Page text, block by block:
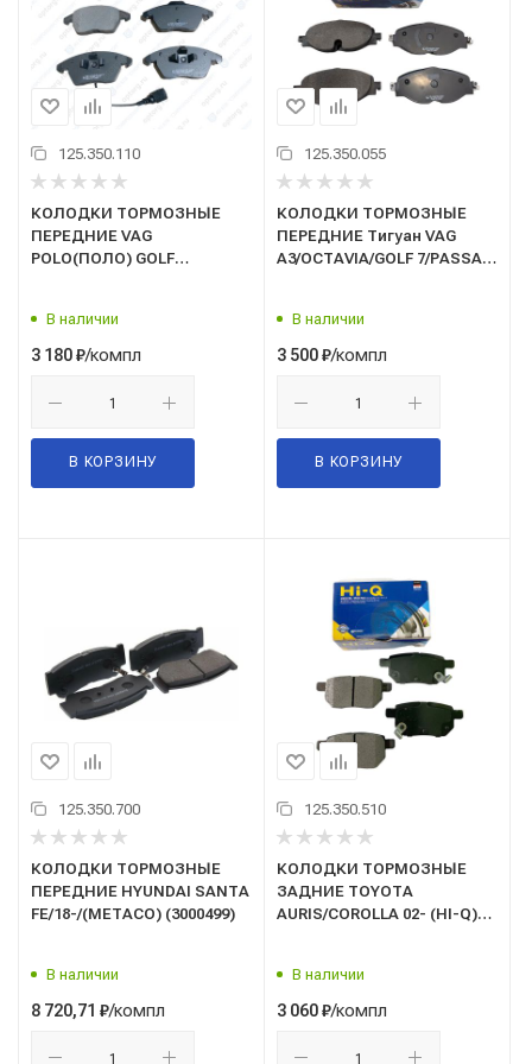
125.350.110
КОЛОДКИ ТОРМОЗНЫЕ
ПЕРЕДНИЕ VAG
POLO(ПОЛО) GOLF
В наличии
3 180₽/компл
В КОРЗИНУ
125.350.055
КОЛОДКИ ТОРМОЗНЫЕ
ПЕРЕДНИЕ Тигуан VAG
A3/OCTAVIA/GOLF 7/PASSAT
В наличии
3 500₽/компл
В КОРЗИНУ
125.350.700
КОЛОДКИ ТОРМОЗНЫЕ
ПЕРЕДНИЕ HYUNDAI SANTA
FE/18-/(METACO) (3000499)
В наличии
8 720,71 ₽/компл
125.350.510
КОЛОДКИ ТОРМОЗНЫЕ
ЗАДНИЕ TOYOTA
AURIS/COROLLA 02- (HI-Q)
В наличии
3 060₽/компл